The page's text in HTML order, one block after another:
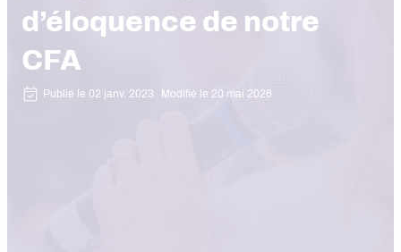
d’éloquence de notre
CFA
Publié le 02 janv. 2023 Modifié le 20 mai 2026